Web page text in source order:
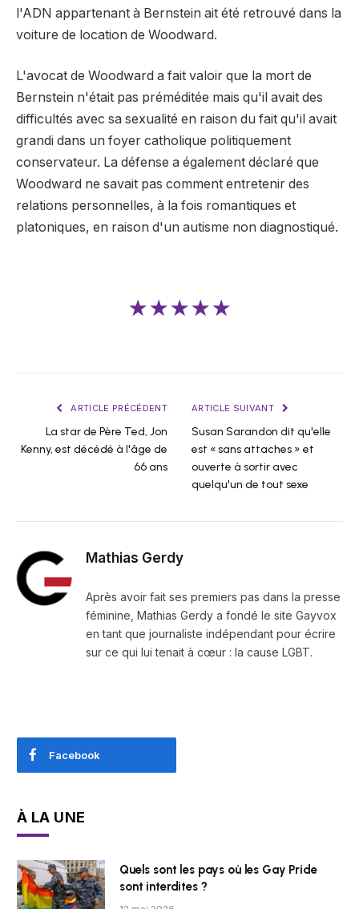
l'ADN appartenant à Bernstein ait été retrouvé dans la
voiture de location de Woodward.
L'avocat de Woodward a fait valoir que la mort de
Bernstein n'était pas préméditée mais qu'il avait des
difficultés avec sa sexualité en raison du fait qu'il avait
grandi dans un foyer catholique politiquement
conservateur. La défense a également déclaré que
Woodward ne savait pas comment entretenir des
relations personnelles, à la fois romantiques et
platoniques, en raison d'un autisme non diagnostiqué.
★★★★★
ARTICLE PRÉCÉDENT
La star de Père Ted, Jon
Kenny, est décédé à l'âge de
66 ans
ARTICLE SUIVANT
Susan Sarandon dit qu'elle
est « sans attaches » et
ouverte à sortir avec
quelqu'un de tout sexe
Mathias Gerdy
Après avoir fait ses premiers pas dans la presse
féminine, Mathias Gerdy a fondé le site Gayvox
en tant que journaliste indépendant pour écrire
sur ce qui lui tenait à cœur : la cause LGBT.
Facebook
À LA UNE
Quels sont les pays où les Gay Pride
sont interdites ?